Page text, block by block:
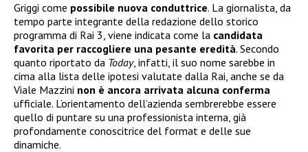
Griggi come possibile nuova conduttrice. La giornalista, da
tempo parte integrante della redazione dello storico
programma di Rai 3, viene indicata come la candidata
favorita per raccogliere una pesante eredità. Secondo
quanto riportato da Today, infatti, il suo nome sarebbe in
cima alla lista delle ipotesi valutate dalla Rai, anche se da
Viale Mazzini non è ancora arrivata alcuna conferma
ufficiale. L’orientamento dell’azienda sembrerebbe essere
quello di puntare su una professionista interna, già
profondamente conoscitrice del format e delle sue
dinamiche.